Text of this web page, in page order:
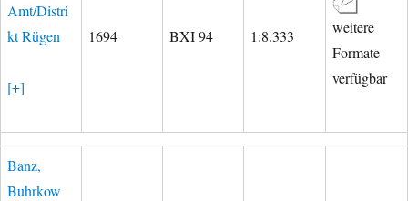
Amt/Distri
kt Rügen
[+]
1694 BXI 94 1:8.333
weitere
Formate
verfügbar
Banz,
Buhrkow